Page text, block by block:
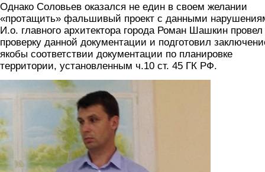
Однако Соловьев оказался не един в своем желании
«протащить» фальшивый проект с данными
И.о. главного архитектора города Роман Шашкин провел
проверку данной документации и подготовил
якобы соответствии документации по планировке
территории, установленным ч.10 ст. 45 ГК РФ.
shashkin.jpg